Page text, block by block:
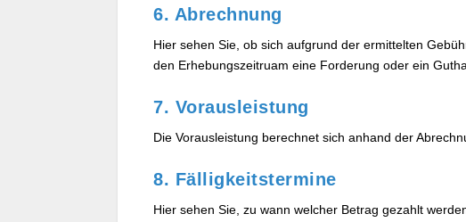
6. Abrechnung
Hier sehen Sie, ob sich aufgrund der ermittelten
den Erhebungszeitruam eine Forderung oder ein
7. Vorausleistung
Die Vorausleistung berechnet sich anhand der
8. Fälligkeitstermine
Hier sehen Sie, zu wann welcher Betrag gezahlt